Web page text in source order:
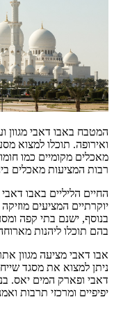
המטבח באבו דאבי מגוון
ואירופה. תוכלו למצוא
מאכלים מקומיים כמו
רבות המציעות מאכלים
החיים הליליים באבו דאבי
יוקרתיים המציעים מוזיקה
בנוסף, ישנם בתי קפה
בהם תוכלו ליהנות
אבו דאבי מציעה מגוון
ניתן למצוא את מסגד שייח
דאבי ופארק המים יאס.
יפיפיים ומרכזי תרבות